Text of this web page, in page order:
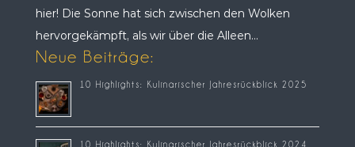
hier! Die Sonne hat sich zwischen den Wolken
hervorgekämpft, als wir über die Alleen...
Neue Beiträge:
10 Highlights: Kulinarischer Jahresrückblick 2025
10 Highlights: Kulinarischer Jahresrückblick 2024